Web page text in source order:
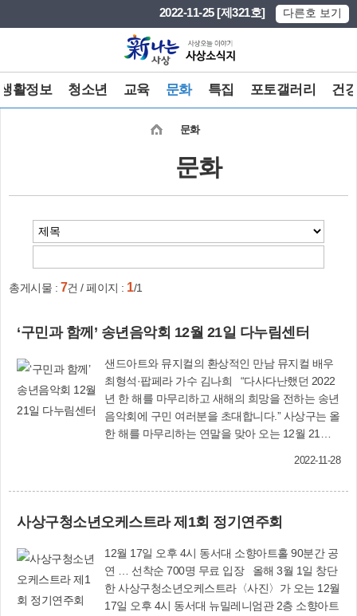
2022-11-25 [제321호] 다른호 보기
생활정보 청소년 교육 문화 특집 포토갤러리 건강
문화
문화
총게시물 : 7건 / 페이지 : 1/1
‘구민과 함께’ 송년음악회 12월 21일 다누림센터
샌드아트와 뮤지컬의 환상적인 만남 뮤지컬 배우
최형석·팝페라 가수 김나희 “다사다난했던 2022
년 한 해를 마무리하고 새해의 희망을 전하는 송년
음악회에 구민 여러분을 초대합니다.” 사상구는 올
한 해를 마무리하는 연말을 맞아 오는 12월 21일
(금나라)의 고혹적인 무대와 함께 눈을 뗄 수 없는
진행된다. 뮤지컬 ‘독립군’, ‘천변카바레’, 연극 ‘골
든타임’ 등 다수의 작품으로 입지를 넓혀온 베테랑
배우 최형석은 40∼50대를 위한 다채로운 레퍼토
리를 선사한다. 이어 트로트 장르까지 뛰어넘으며
2022-11-28
사상구청소년오케스트라 제1회 정기연주회
12월 17일 오후 4시 동서대 소향아트홀 90분간 공
연 … 선착순 700명 무료 입장 올해 3월 1일 창단
한 사상구청소년오케스트라〈사진〉가 오는 12월
17일 오후 4시 동서대 뉴밀레니엄관 2층 소향아트